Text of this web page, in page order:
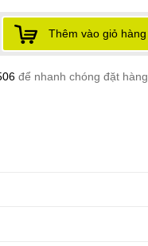
Thêm vào giỏ hàng
để nhanh chóng đặt hàng